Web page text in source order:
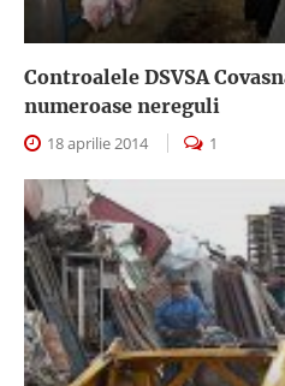
Controalele DSVSA
numeroase nereguli
18 aprilie 2014 1